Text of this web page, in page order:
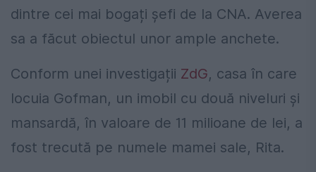
dintre cei mai bogați șefi de la CNA. Averea
sa a făcut obiectul unor ample anchete.
Conform unei investigații ZdG, casa în care
locuia Gofman, un imobil cu două niveluri şi
mansardă, în valoare de 11 milioane de lei, a
fost trecută pe numele mamei sale, Rita.